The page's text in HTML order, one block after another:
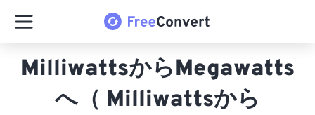
MilliwattsからMegawatts
へ（ Milliwattsから